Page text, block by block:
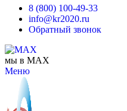
8 (800) 100-49-33
info@kr2020.ru
Обратный звонок
мы в MAX
Меню